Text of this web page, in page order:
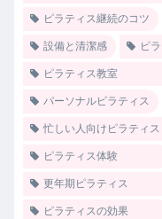
ピラティス継続のコツ
設備と清潔感 ピ
ピラティス教室
パーソナルピラティス
忙しい人向けピラティス
ピラティス体験
更年期ピラティス
ピラティスの効果